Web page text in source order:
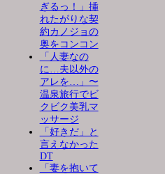
ぎるっ！」挿
れたがりな契
約カノジョの
奥をコンコン
「人妻なの
に…夫以外の
アレを…」〜
温泉旅行でビ
クビク美乳マ
ッサージ
「好きだ」と
言えなかった
DT
「妻を抱いて